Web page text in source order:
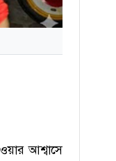
আশ্বাসে